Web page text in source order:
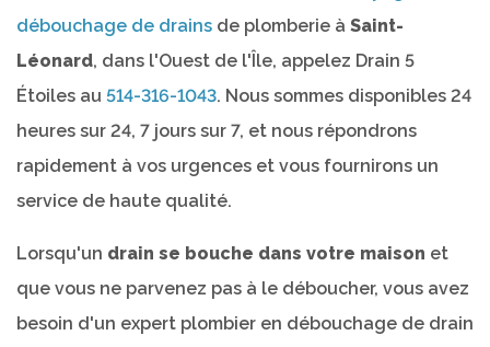
débouchage de drains de plomberie à Saint-
Léonard, dans l'Ouest de l'Île, appelez Drain 5
Étoiles au 514-316-1043. Nous sommes disponibles 24
heures sur 24, 7 jours sur 7, et nous répondrons
rapidement à vos urgences et vous fournirons un
service de haute qualité.
Lorsqu'un drain se bouche dans votre maison et
que vous ne parvenez pas à le déboucher, vous avez
besoin d'un expert plombier en débouchage de drain